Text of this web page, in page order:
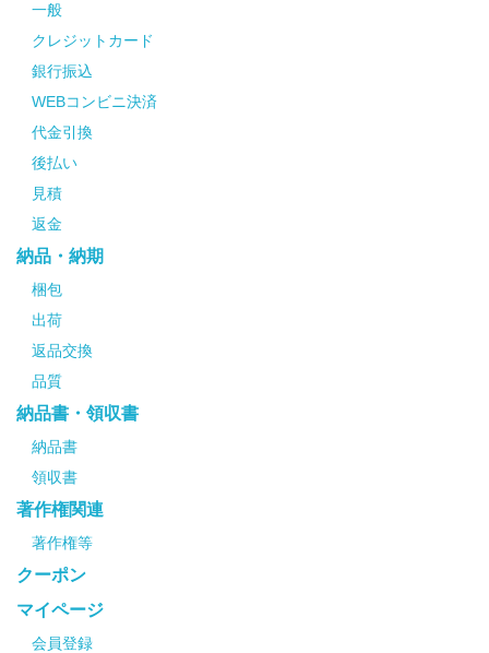
一般
クレジットカード
銀行振込
WEBコンビニ決済
代金引換
後払い
見積
返金
納品・納期
梱包
出荷
返品交換
品質
納品書・領収書
納品書
領収書
著作権関連
著作権等
クーポン
マイページ
会員登録